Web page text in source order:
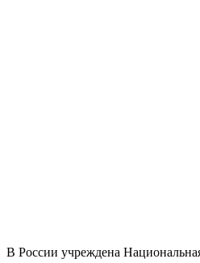
В России учреждена